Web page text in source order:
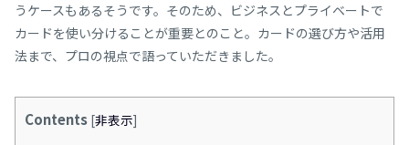
うケースもあるそうです。そのため、ビジネスとプライベートで
カードを使い分けることが重要とのこと。カードの選び方や活用
法まで、プロの視点で語っていただきました。
Contents [非表示]